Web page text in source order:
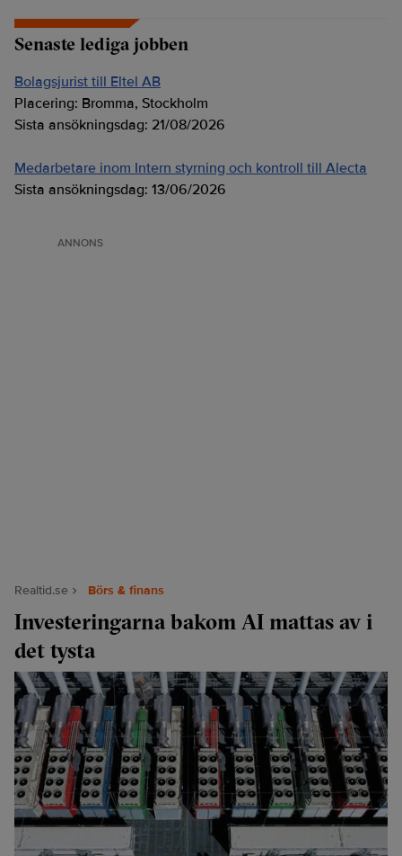
Senaste lediga jobben
Bolagsjurist till Eltel AB
Placering: Bromma, Stockholm
Sista ansökningsdag: 21/08/2026
Medarbetare inom Intern styrning och kontroll till Alecta
Sista ansökningsdag: 13/06/2026
ANNONS
Realtid.se Börs & finans
Investeringarna bakom AI mattas av i
det tysta